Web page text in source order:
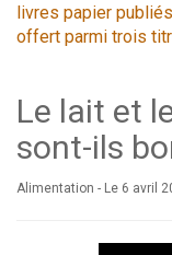
livres papier
offert parmi trois
Le lait et
sont-ils
Alimentation - Le 6 avril